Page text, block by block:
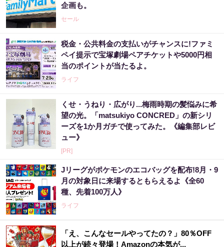
企画も。
セール
税金・公共料金の支払いがチャンスに!ファミ
ペイ提示で宝塚劇場ペアチケットや5000円相
当のポイントが当たるよ。
ライフ
くせ・うねり・広がり...梅雨時期の髪悩みに希
望の光。「matsukiyo CONCRED」の新シリ
ーズを1か月ガチで使ってみた。《編集部レビ
ュー》
[PR]
Jリーグがポケモンのエコバッグを配布!8月・9
月の対象日に来場するともらえるよ《全60
種、先着100万人》
ライフ
「え、こんなセールやってたの？」80％OFF
以上が続々登場！Amazonの本気が...